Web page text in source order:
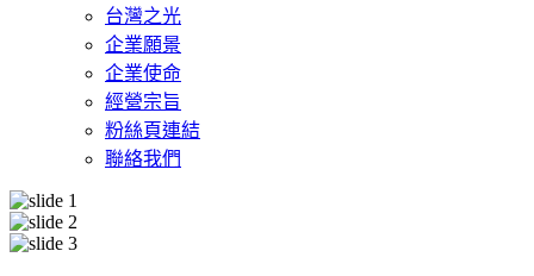
台灣之光
企業願景
企業使命
經營宗旨
粉絲頁連結
聯絡我們